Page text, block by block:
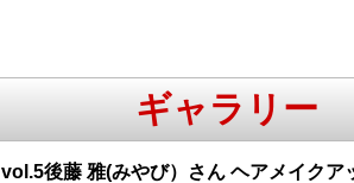
、クラシファイド、地元情報など
サンゼルスの日本語新
クラシファイドは毎週木
ギャラリー
後藤 雅(みやび）さん ヘアメイクア